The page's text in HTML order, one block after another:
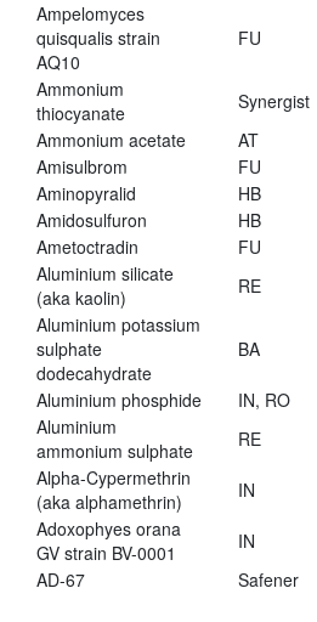
Ampelomyces
quisqualis strain
AQ10
FU
Ammonium
thiocyanate
Synergist
Ammonium acetate
AT
Amisulbrom
FU
Aminopyralid
HB
Amidosulfuron
HB
Ametoctradin
FU
Aluminium silicate
(aka kaolin)
RE
Aluminium potassium
sulphate
dodecahydrate
BA
Aluminium phosphide IN, RO
Aluminium
ammonium sulphate
RE
Alpha-Cypermethrin
(aka alphamethrin)
IN
Adoxophyes orana
GV strain BV-0001
IN
AD-67
Safener